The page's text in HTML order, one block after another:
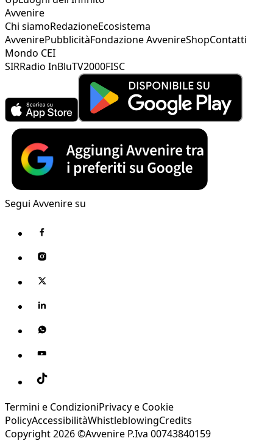
Avvenire
Chi siamoRedazioneEcosistema
AvvenirePubblicitàFondazione AvvenireShopContatti
Mondo CEI
SIRRadio InBluTV2000FISC
Segui Avvenire su
Termini e CondizioniPrivacy e Cookie
PolicyAccessibilitàWhistleblowingCredits
Copyright 2026 ©Avvenire P.Iva 00743840159